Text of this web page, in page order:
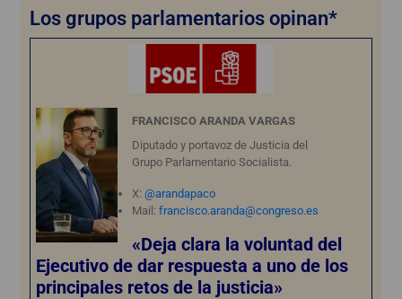
Los grupos parlamentarios opinan*
FRANCISCO ARANDA VARGAS
Diputado y portavoz de Justicia del
Grupo Parlamentario Socialista.
X: @arandapaco
Mail: francisco.aranda@congreso.es
«Deja clara la voluntad del
Ejecutivo de dar respuesta a uno de los
principales retos de la justicia»